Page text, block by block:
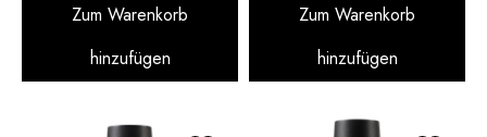
Zum Warenkorb
hinzufügen
Zum Warenkorb
hinzufügen